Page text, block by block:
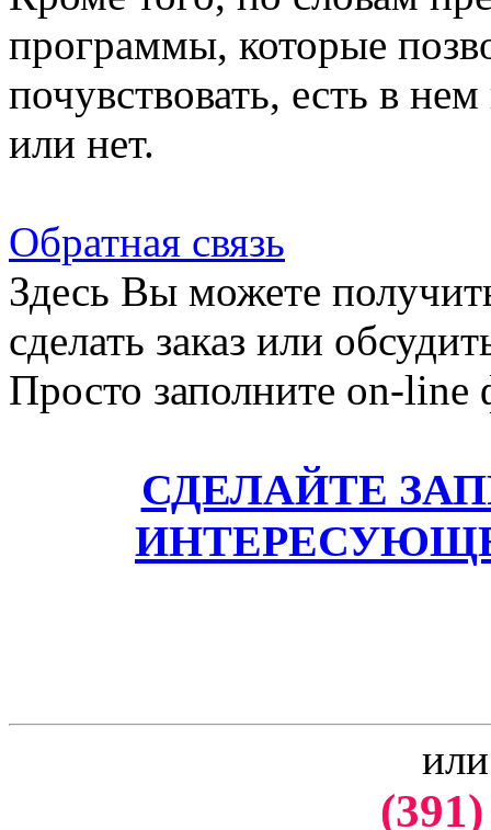
программы, которые
почувствовать, есть в
или нет.
Обратная связь
Здесь Вы можете
сделать заказ или
Просто заполните on-
СДЕЛАЙТЕ